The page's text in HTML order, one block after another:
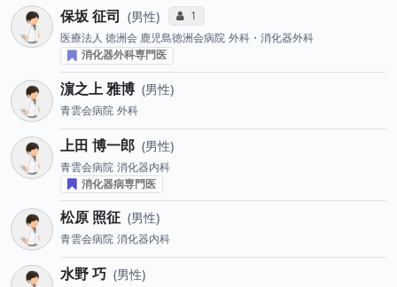
保坂 征司 男性 コミュニケーション・タイプ投票数
1
医療法人 徳洲会 鹿児島徳洲会病院 外科・消化器外科
消化器外科専門医
濵之上 雅博 男性
青雲会病院 外科
上田 博一郎 男性
青雲会病院 消化器内科
消化器病専門医
松原 照征 男性
青雲会病院 消化器内科
水野 巧 男性